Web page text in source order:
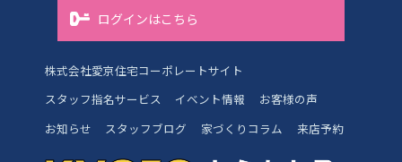
ログインはこちら
株式会社愛京住宅コーポレートサイト
スタッフ指名サービス
イベント情報
お客様の声
お知らせ
スタッフブログ 家づくりコラム 来店予約